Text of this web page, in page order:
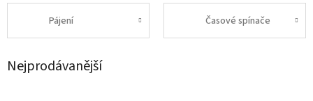
Pájení Časové spínače
Nejprodávanější